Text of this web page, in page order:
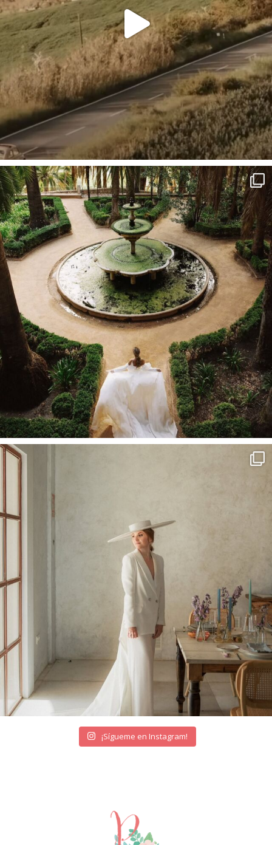
¡Sígueme en Instagram!